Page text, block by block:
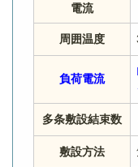
電流
周囲温度
負荷電流
多条敷設結束数
敷設方法